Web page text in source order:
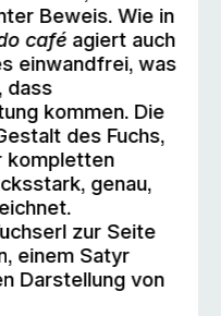
Beweis. Wie in
caféagiert auch
einwandfrei, was
dass
kommen. Die
des Fuchs,
kompletten
genau,
zur Seite
einem Satyr
Darstellung von